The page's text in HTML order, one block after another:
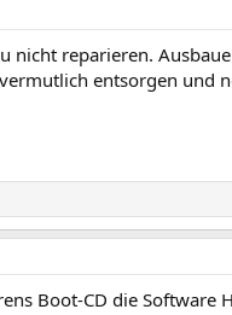
nicht reparieren.
entsorgen und
Boot-CD die Software